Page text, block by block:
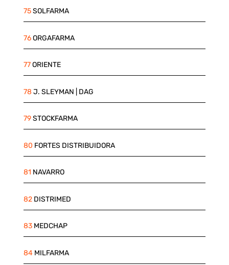
75SOLFARMA
76ORGAFARMA
77ORIENTE
78 J. SLEYMAN | DAG
79STOCKFARMA
80 FORTES DISTRIBUIDORA
81 NAVARRO
82DISTRIMED
83MEDCHAP
84MILFARMA